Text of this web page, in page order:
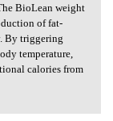
BioLean weight
of fat-
By triggering
temperature,
calories from